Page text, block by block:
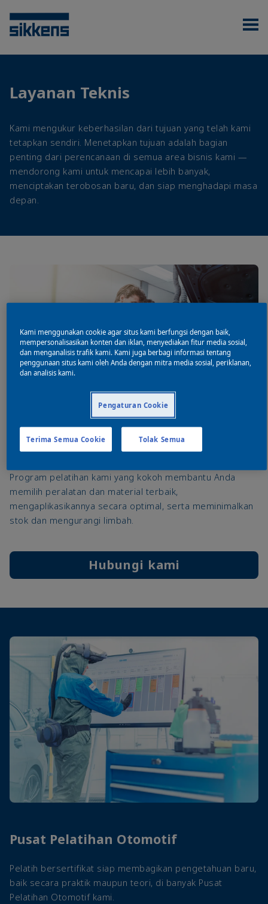
Layanan Teknis
Kami mengukur keberhasilan dari tujuan yang telah kami
tetapkan sendiri. Menetapkan tujuan adalah bagian
penting dari perencanaan di semua area bisnis kami —
mendorong kami untuk mencapai lebih banyak,
menciptakan terobosan baru, dan siap menghadapi masa
depan.
Pelatihan Teknis
Program pelatihan kami yang kokoh membantu Anda
memilih peralatan dan material terbaik,
mengaplikasikannya secara optimal, serta meminimalkan
stok dan mengurangi limbah.
Hubungi kami
Pusat Pelatihan Otomotif
Pelatih bersertifikat siap membagikan pengetahuan baru,
baik secara praktik maupun teori, di banyak Pusat
Pelatihan Otomotif kami.
Kami menggunakan cookie agar situs kami berfungsi dengan baik,
mempersonalisasikan konten dan iklan, menyediakan fitur media sosial,
dan menganalisis trafik kami. Kami juga berbagi informasi tentang
penggunaan situs kami oleh Anda dengan mitra media sosial, periklanan,
dan analisis kami.
Pengaturan Cookie
Tolak Semua
Terima Semua Cookie